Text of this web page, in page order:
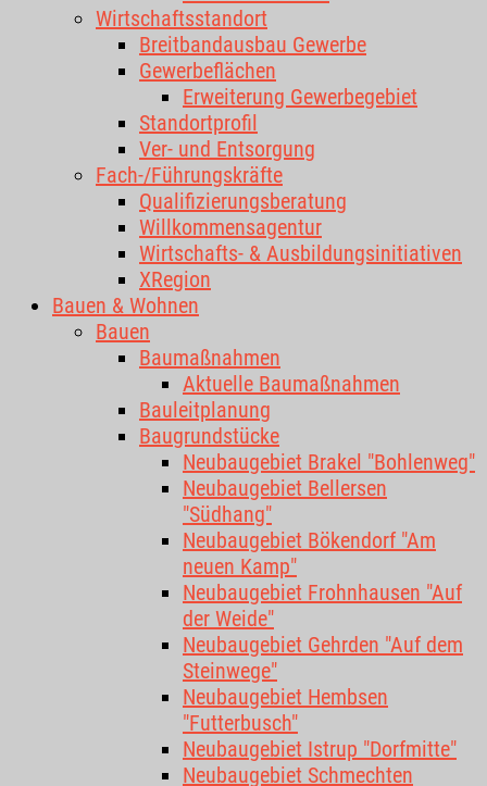
Wirtschaftsstandort
Breitbandausbau Gewerbe
Gewerbeflächen
Erweiterung Gewerbegebiet
Standortprofil
Ver- und Entsorgung
Fach-/Führungskräfte
Qualifizierungsberatung
Willkommensagentur
Wirtschafts- & Ausbildungsinitiativen
XRegion
Bauen & Wohnen
Bauen
Baumaßnahmen
Aktuelle Baumaßnahmen
Bauleitplanung
Baugrundstücke
Neubaugebiet Brakel "Bohlenweg"
Neubaugebiet Bellersen
"Südhang"
Neubaugebiet Bökendorf "Am
neuen Kamp"
Neubaugebiet Frohnhausen "Auf
der Weide"
Neubaugebiet Gehrden "Auf dem
Steinwege"
Neubaugebiet Hembsen
"Futterbusch"
Neubaugebiet Istrup "Dorfmitte"
Neubaugebiet Schmechten